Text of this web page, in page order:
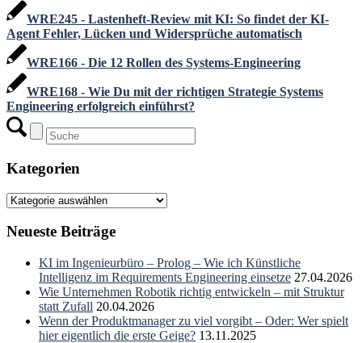
WRE245 - Lastenheft-Review mit KI: So findet der KI-
Agent Fehler, Lücken und Widersprüche automatisch
WRE166 - Die 12 Rollen des Systems-Engineering
WRE168 - Wie Du mit der richtigen Strategie Systems
Engineering erfolgreich einführst?
Kategorien
Kategorien
Neueste Beiträge
KI im Ingenieurbüro – Prolog – Wie ich Künstliche
Intelligenz im Requirements Engineering einsetze 27.04.2026
Wie Unternehmen Robotik richtig entwickeln – mit Struktur
statt Zufall 20.04.2026
Wenn der Produktmanager zu viel vorgibt – Oder: Wer spielt
hier eigentlich die erste Geige? 13.11.2025